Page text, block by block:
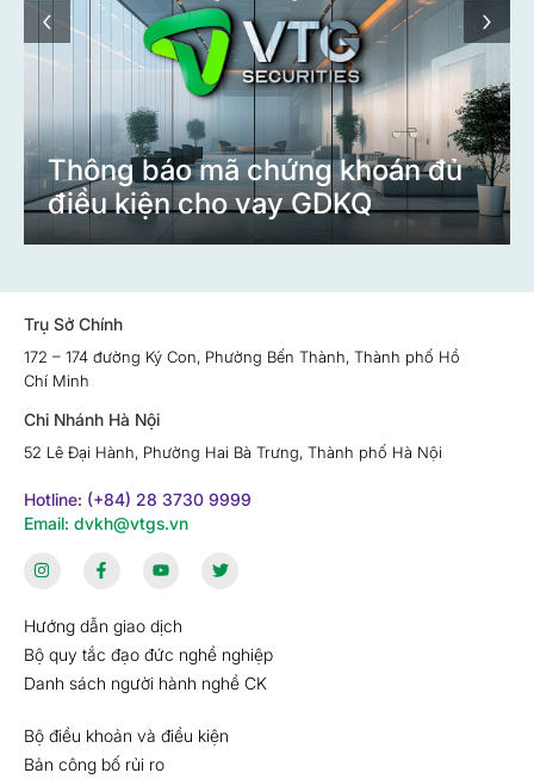
Thông báo mã chứng khoán đủ
điều kiện cho vay GDKQ
‹ ›
Trụ Sở Chính
172 – 174 đường Ký Con, Phường Bến Thành, Thành phố Hồ
Chí Minh
Chi Nhánh Hà Nội
52 Lê Đại Hành, Phường Hai Bà Trưng, Thành phố Hà Nội
Hotline: (+84) 28 3730 9999
Email: dvkh@vtgs.vn
Hướng dẫn giao dịch
Bộ quy tắc đạo đức nghề nghiệp
Danh sách người hành nghề CK
Bộ điều khoản và điều kiện
Bản công bố rủi ro